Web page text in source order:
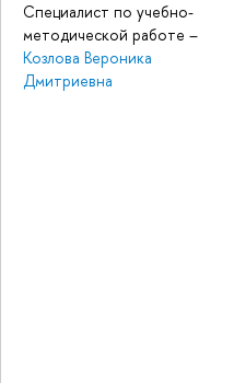
Специалист по учебно-
методической работе –
Козлова Вероника
Дмитриевна